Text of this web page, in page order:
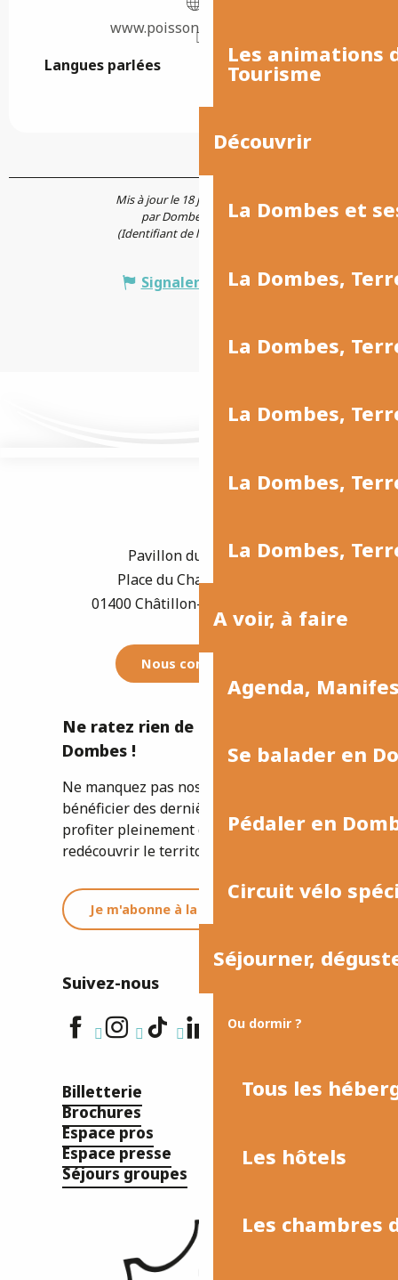
Les animations
Tourisme
Découvrir
La Dombes et
La Dombes,
La Dombes,
La Dombes,
La Dombes,
La Dombes,
A voir, à faire
Agenda,
Se balader en
Pédaler en
Circuit vélo
Séjourner,
Ou dormir ?
Tous les
Les hôtels
Les chambres
www.poissonsdedombes.fr
Langues parlées
Langues parlées
Mis à jour le 18 juin 2026 à 09:23
par Dombes Tourisme
(Identifiant de l'offre :
Signaler une erreur
Pavillon du Tourisme
Place du Champ de Foire
01400 Châtillon-sur-Chalaronne
Nous contacter
Ne ratez rien de l'actualité de la
Dombes !
Ne manquez pas nos newsletters pour
bénéficier des dernières informations et
profiter pleinement de votre séjour ou
redécouvrir le territoire.
Je m'abonne à la newsletter
Suivez-nous
Billetterie
Brochures
Espace pros
Espace presse
Séjours groupes